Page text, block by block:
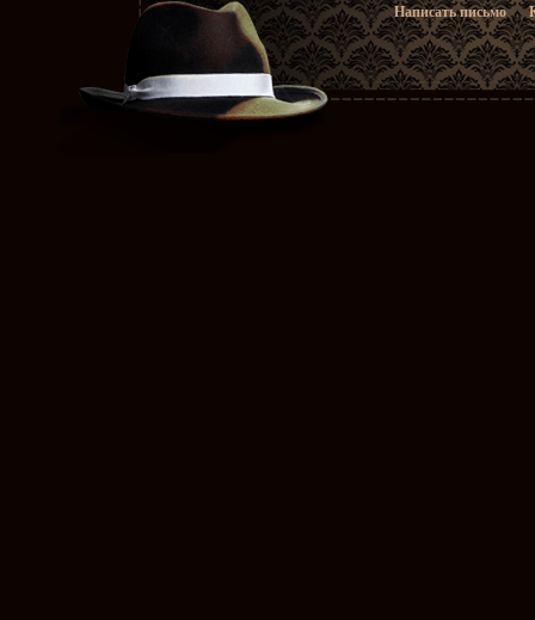
Написать письмо